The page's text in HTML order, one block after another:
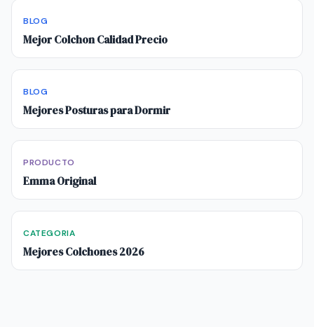
BLOG
Mejor Colchon Calidad Precio
BLOG
Mejores Posturas para Dormir
PRODUCTO
Emma Original
CATEGORIA
Mejores Colchones 2026